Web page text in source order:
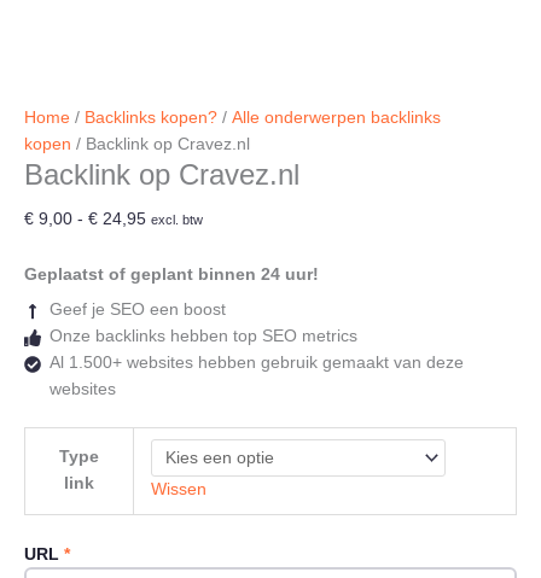
Home / Backlinks kopen? / Alle onderwerpen backlinks
kopen / Backlink op Cravez.nl
Backlink op Cravez.nl
€ 9,00 - € 24,95Prijsklasse:
tot
excl. btw
Geplaatst of geplant binnen 24 uur!
Geef je SEO een boost
Onze backlinks hebben top SEO metrics
Al 1.500+ websites hebben gebruik gemaakt van deze
websites
Type
link
Wissen
URL *